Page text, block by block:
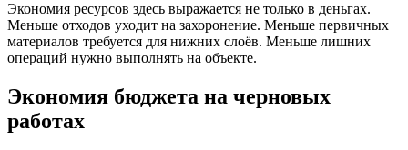
Экономия ресурсов здесь выражается не только в деньгах.
Меньше отходов уходит на захоронение. Меньше первичных
материалов требуется для нижних слоёв. Меньше лишних
операций нужно выполнять на объекте.
Экономия бюджета на черновых
работах